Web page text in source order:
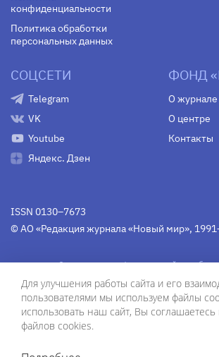
конфиденциальности
Политика обработки
персональных данных
СОЦСЕТИ
Telegram
VK
Youtube
Яндекс. Дзен
ФОНД
О журнале
О центре
Контакты
ISSN 0130–7673
© АО «Редакция журнала «Новый мир»,
Свидетельство Федеральной службы
связи, информационных технологий и
коммуникаций средства массовой
(Роскомнадзор)ПИ № Фс 77-75754 от
Для улучшения работы сайта и его
пользователями мы используем файлы
использовать наш сайт, Вы соглашаетесь
файлов cookies.